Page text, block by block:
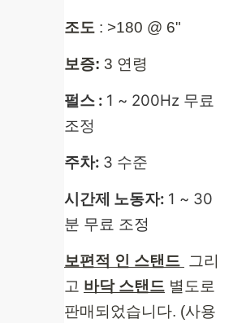
조도 : >180 @ 6"
보증: 3 연령
펄스 : 1 ~ 200Hz 무료
조정
주차: 3 수준
시간제 노동자: 1 ~ 30
분 무료 조정
보편적 인 스탠드
그리
고 바닥 스탠드 별도로
판매되었습니다. (사용